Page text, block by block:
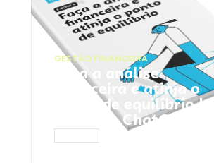
GESTÃO FINANCEIRA
Faça a análise
financeira e atinja o
ponto de equilíbrio |
Prompts ChatGPT